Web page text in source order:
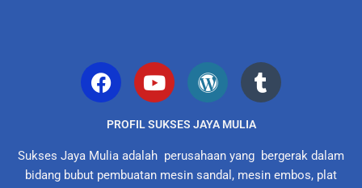
PROFIL SUKSES JAYA MULIA
Sukses Jaya Mulia adalah perusahaan yang bergerak dalam
bidang bubut pembuatan mesin sandal, mesin embos, plat